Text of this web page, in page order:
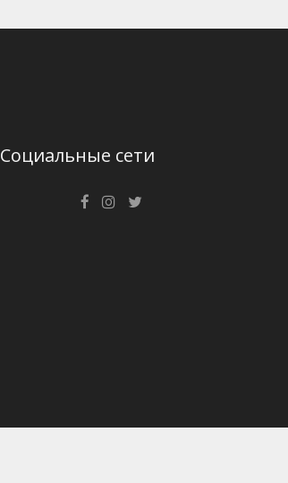
Социальные сети